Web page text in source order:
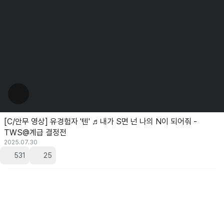
[C/안무 영상] 유경험자 '텐' ♬내가 S면 넌 나의 N이 되어줘 -
TWS@계급 결정전
2025.07.30
531 25